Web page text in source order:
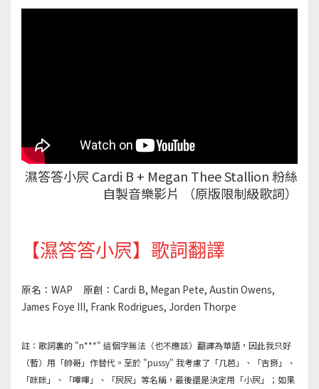
濕答答小屄 Cardi B + Megan Thee Stallion 粉絲
自製音樂影片 （原版限制級歌詞）
【濕答答小屄】歌詞翻譯
原名：WAP 原創：Cardi B, Megan Pete, Austin Owens,
James Foye III, Frank Rodrigues, Jorden Thorpe
註：歌詞裏的 "n***" 這個字無法（也不應該）翻譯為華語，因此我只好
（暫）用「帥哥」作替代。至於 "pussy" 我考慮了「几芭」、「吉掰」、
「咪咪」、「嗶嗶」、「屄屄」等名稱，最後還是決定用「小屄」；如果